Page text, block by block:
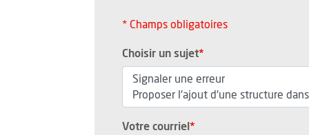
* Champs obligatoires
Pour des raisons de sécurité, ce
Choisir un sujet*
Votre courriel*